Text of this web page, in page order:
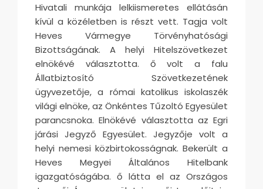
Hivatali munkája lelkiismeretes ellátásán
kívül a közéletben is részt vett. Tagja volt
Heves Vármegye Törvényhatósági
Bizottságának. A helyi Hitelszövetkezet
elnökévé választotta. ő volt a falu
Állatbiztosító Szövetkezetének
ügyvezetője, a római katolikus iskolaszék
világi elnöke, az Önkéntes Tűzoltó Egyesület
parancsnoka. Elnökévé választotta az Egri
járási Jegyző Egyesület. Jegyzője volt a
helyi nemesi közbirtokosságnak. Bekerült a
Heves Megyei Általános Hitelbank
igazgatóságába. ő látta el az Országos